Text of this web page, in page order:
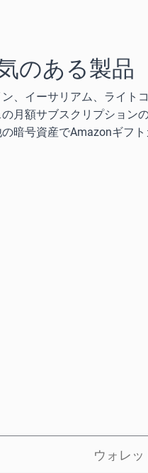
のある製品
、イーサリアム、ライト
月額サブスクリプショ
暗号資産でAmazonギフ
ウォレッ